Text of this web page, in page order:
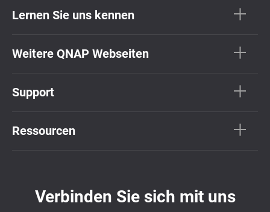
Lernen Sie uns kennen
Weitere QNAP Webseiten
Support
Ressourcen
Verbinden Sie sich mit uns